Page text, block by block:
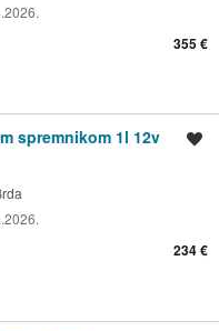
355 €
spremnikom 1l 12v
234 €